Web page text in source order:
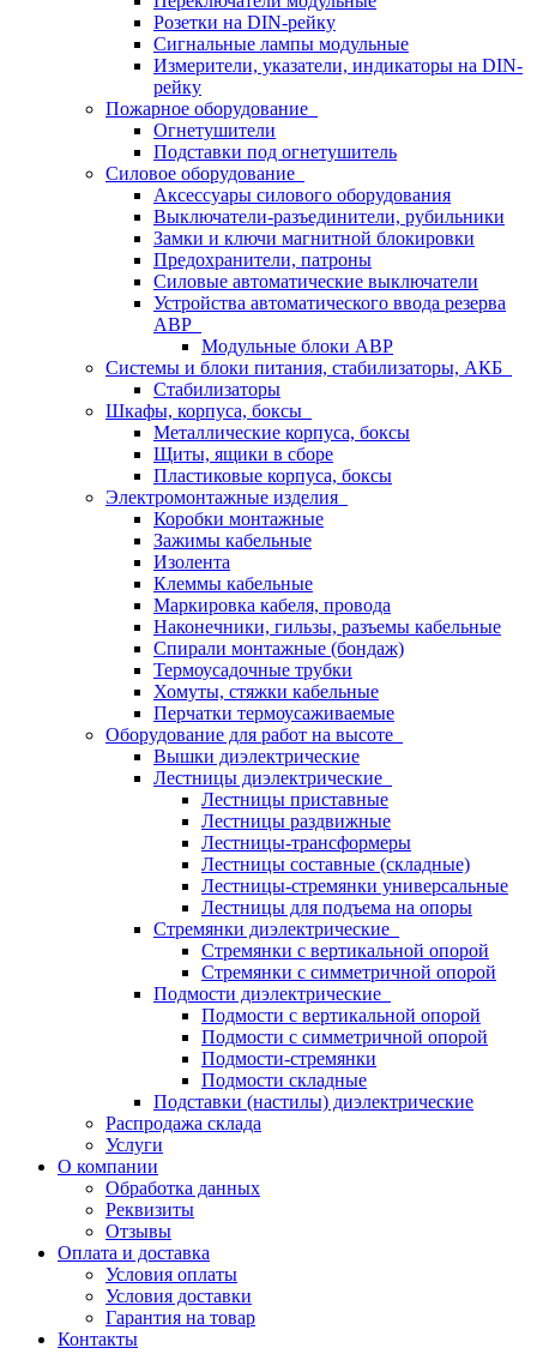
Розетки на DIN-рейку
Сигнальные лампы модульные
Измерители, указатели, индикаторы на DIN-
рейку
Пожарное оборудование
Огнетушители
Подставки под огнетушитель
Силовое оборудование
Аксессуары силового оборудования
Выключатели-разъединители, рубильники
Замки и ключи магнитной блокировки
Предохранители, патроны
Силовые автоматические выключатели
Устройства автоматического ввода резерва
АВР
Модульные блоки АВР
Системы и блоки питания, стабилизаторы, АКБ
Стабилизаторы
Шкафы, корпуса, боксы
Металлические корпуса, боксы
Щиты, ящики в сборе
Пластиковые корпуса, боксы
Электромонтажные изделия
Коробки монтажные
Зажимы кабельные
Изолента
Клеммы кабельные
Маркировка кабеля, провода
Наконечники, гильзы, разъемы кабельные
Спирали монтажные (бондаж)
Термоусадочные трубки
Хомуты, стяжки кабельные
Перчатки термоусаживаемые
Оборудование для работ на высоте
Вышки диэлектрические
Лестницы диэлектрические
Лестницы приставные
Лестницы раздвижные
Лестницы-трансформеры
Лестницы составные (складные)
Лестницы-стремянки универсальные
Лестницы для подъема на опоры
Стремянки диэлектрические
Стремянки с вертикальной опорой
Стремянки с симметричной опорой
Подмости диэлектрические
Подмости с вертикальной опорой
Подмости с симметричной опорой
Подмости-стремянки
Подмости складные
Подставки (настилы) диэлектрические
Распродажа склада
Услуги
О компании
Обработка данных
Реквизиты
Отзывы
Оплата и доставка
Условия оплаты
Условия доставки
Гарантия на товар
Контакты